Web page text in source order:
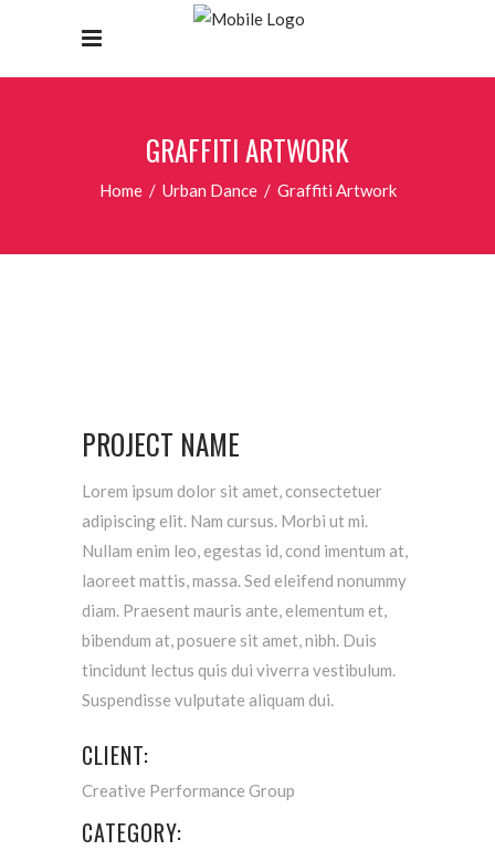
GRAFFITI ARTWORK
Home/ Urban Dance/ Graffiti Artwork
PROJECT NAME
Lorem ipsum dolor sit amet, consectetuer
adipiscing elit. Nam cursus. Morbi ut mi.
Nullam enim leo, egestas id, cond imentum at,
laoreet mattis, massa. Sed eleifend nonummy
diam. Praesent mauris ante, elementum et,
bibendum at, posuere sit amet, nibh. Duis
tincidunt lectus quis dui viverra vestibulum.
Suspendisse vulputate aliquam dui.
CLIENT:
Creative Performance Group
CATEGORY: